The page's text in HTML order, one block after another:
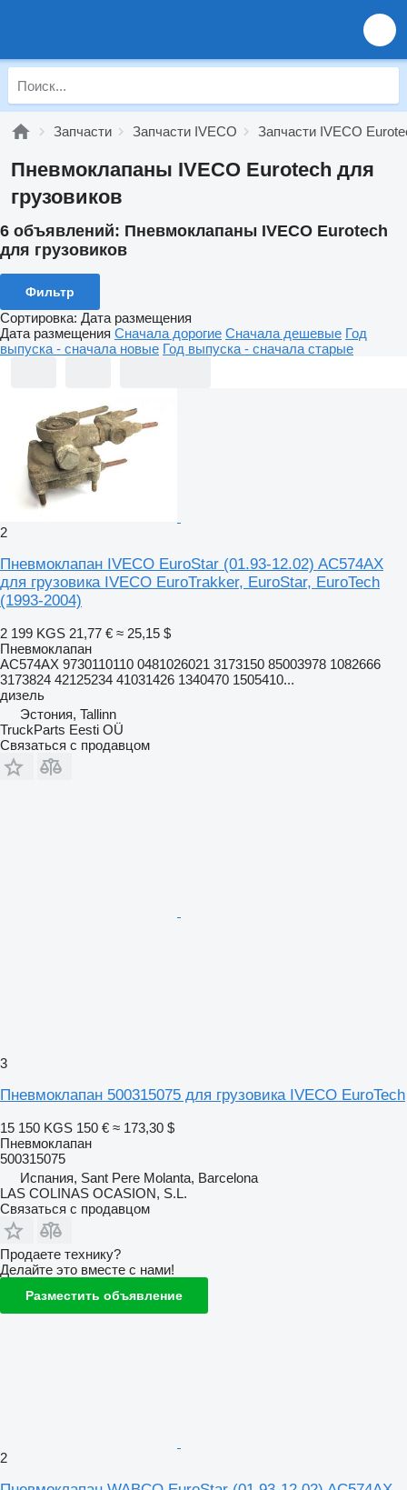
Запчасти Запчасти IVECO Запчасти IVECO
Пневмоклапаны IVECO Eurotech для
грузовиков
6 объявлений: Пневмоклапаны IVECO Eurotech
для грузовиков
Фильтр
Сортировка: Дата размещения
Дата размещения Сначала дорогие Сначала дешевые Год
выпуска - сначала новые Год выпуска - сначала старые
2
Пневмоклапан IVECO EuroStar (01.93-12.02) AC574AX
для грузовика IVECO EuroTrakker, EuroStar, EuroTech
(1993-2004)
2 199 KGS 21,77 € ≈ 25,15 $
Пневмоклапан
AC574AX 9730110110 0481026021 3173150 85003978 1082666
3173824 42125234 41031426 1340470 1505410...
дизель
Эстония, Tallinn
TruckParts Eesti OÜ
Связаться с продавцом
3
Пневмоклапан 500315075 для грузовика IVECO EuroTech
15 150 KGS 150 € ≈ 173,30 $
Пневмоклапан
500315075
Испания, Sant Pere Molanta, Barcelona
LAS COLINAS OCASION, S.L.
Связаться с продавцом
Продаете технику?
Делайте это вместе с нами!
Разместить объявление
2